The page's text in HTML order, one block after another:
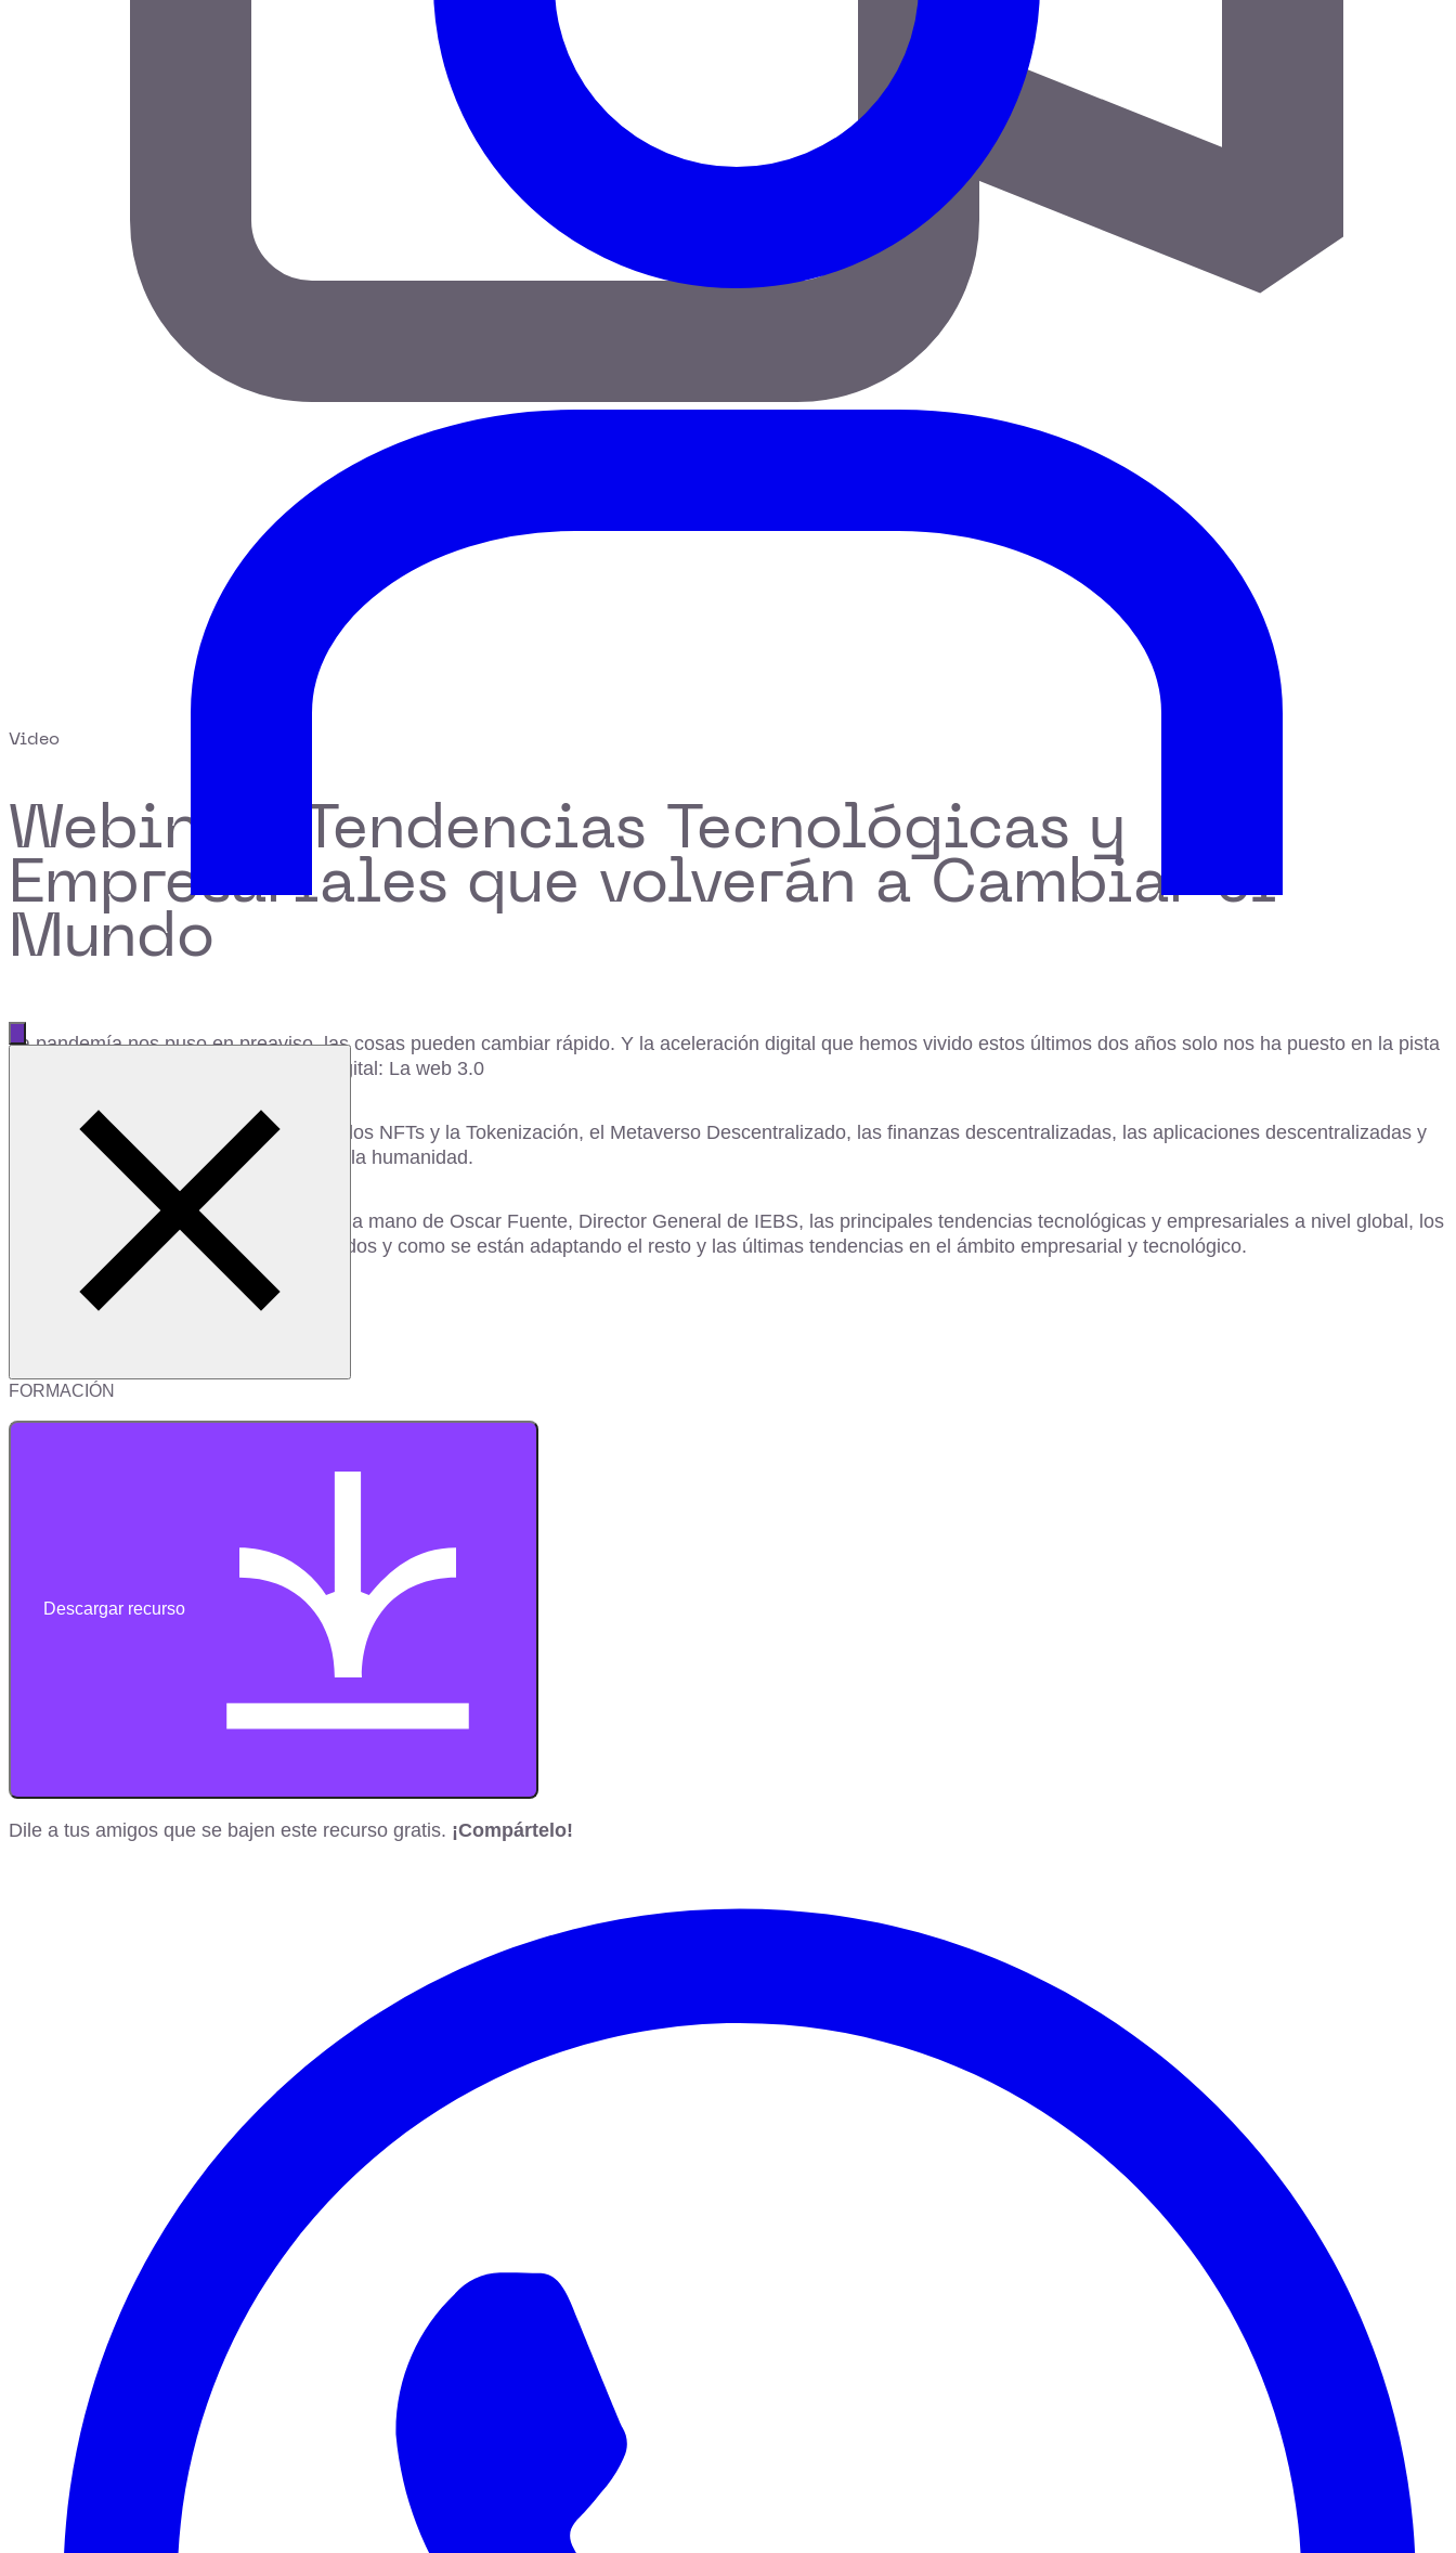
Abrir menú principal
FORMACIÓN
Video
Webinar: Tendencias Tecnológicas y
Empresariales que volverán a Cambiar el
Mundo
La pandemía nos puso en preaviso, las cosas pueden cambiar rápido. Y la aceleración digital que hemos vivido estos últimos dos años solo nos ha puesto en la pista
de salida para una nueva revolución digital: La web 3.0
Gracias al Blockchain hemos conocido los NFTs y la Tokenización, el Metaverso Descentralizado, las finanzas descentralizadas, las aplicaciones descentralizadas y
vamos camino de un gran cambio para la humanidad.
Descubre con este webinar gratuito de la mano de Oscar Fuente, Director General de IEBS, las principales tendencias tecnológicas y empresariales a nivel global, los
sectores que se han visto más favorecidos y como se están adaptando el resto y las últimas tendencias en el ámbito empresarial y tecnológico.
Descargar recurso
Dile a tus amigos que se bajen este recurso gratis. ¡Compártelo!